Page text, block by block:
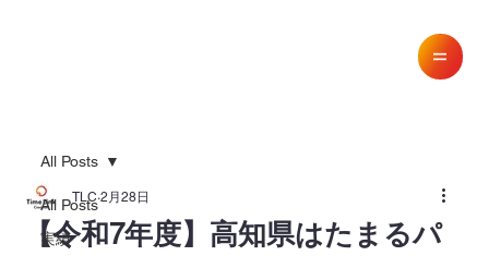
All Posts
実績
All Posts
【令和7年度】高知県はたまるパ
TLC 2月28日